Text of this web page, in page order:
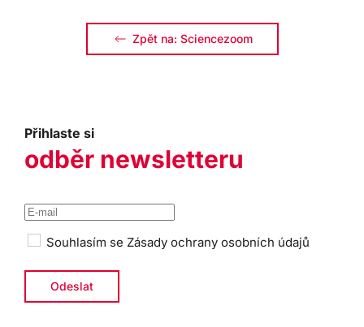
Zpět na: Sciencezoom
Přihlaste si
odběr newsletteru
Souhlasím se Zásady ochrany osobních údajů